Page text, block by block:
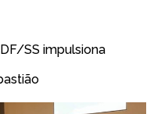
SS impulsiona